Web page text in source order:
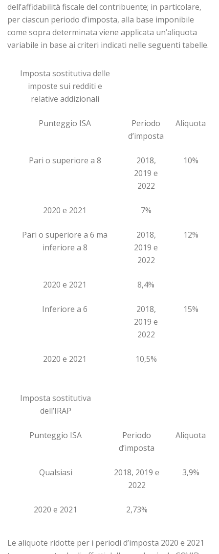
dell’affidabilità fiscale del contribuente; in particolare,
per ciascun periodo d’imposta, alla base imponibile
come sopra determinata viene applicata un’aliquota
variabile in base ai criteri indicati nelle seguenti tabelle.
Imposta sostitutiva delle
imposte sui redditi e
relative addizionali
Punteggio ISA
Periodo
d’imposta
Aliquota
Pari o superiore a 8
2018,
2019 e
2022
10%
2020 e 2021 7%
Pari o superiore a 6 ma
inferiore a 8
2018,
2019 e
2022
12%
2020 e 2021 8,4%
Inferiore a 6
2018,
2019 e
2022
15%
2020 e 2021 10,5%
Imposta sostitutiva
dell’IRAP
Punteggio ISA
Periodo
d’imposta
Aliquota
Qualsiasi
2018, 2019 e
2022
3,9%
2020 e 2021 2,73%
Le aliquote ridotte per i periodi d’imposta 2020 e 2021